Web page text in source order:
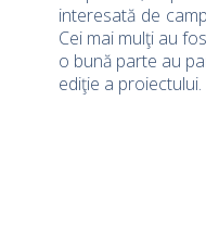
interesată de
Cei mai mulţi au
o bună parte au
ediţie a proiectului.